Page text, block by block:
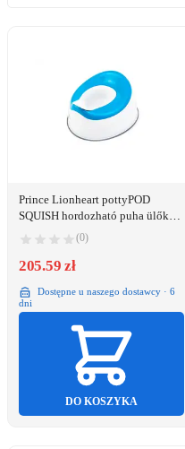
Prince Lionheart pottyPOD
SQUISH hordozható puha ülőkés
bili - Berry Blue
(0)
205.59 zł
Dostępne u naszego dostawcy · 6
dni
DO KOSZYKA